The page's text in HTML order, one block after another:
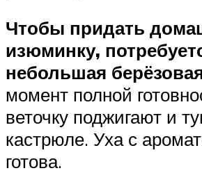
Чтобы придать
изюминку,
небольшая
момент полной
веточку поджигают и
кастрюле. Уха с
готова.